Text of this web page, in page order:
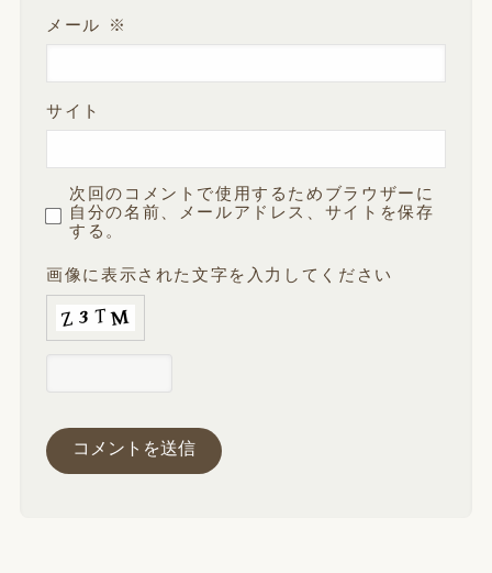
メール ※
サイト
次回のコメントで使用するためブラウザーに
自分の名前、メールアドレス、サイトを保存
する。
画像に表示された文字を入力してください